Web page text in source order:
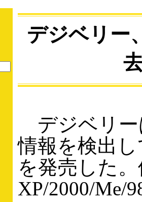
デジベリー
デジベリー
情報を検出
を発売した
XP/2000/Me/